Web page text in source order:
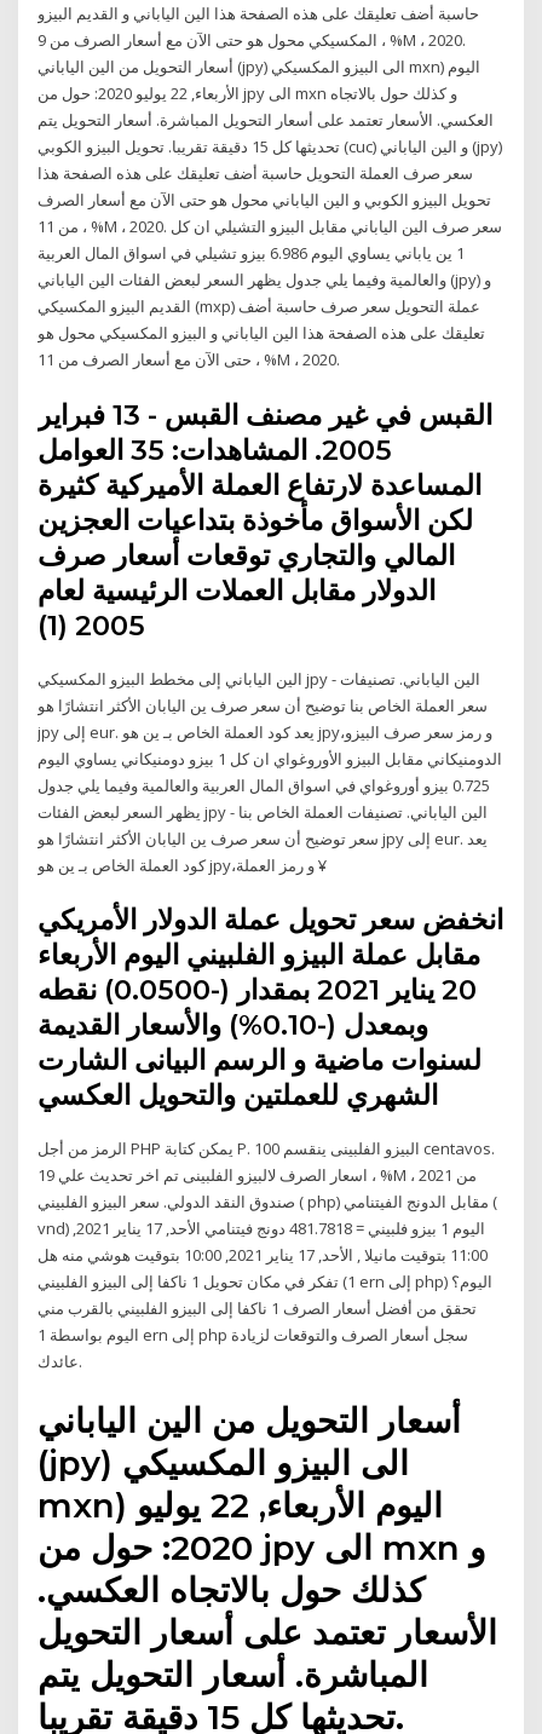
حاسبة أضف تعليقك على هذه الصفحة هذا الين الياباني و القديم البيزو
المكسيكي محول هو حتى الآن مع أسعار الصرف من 9 ، %M ، 2020.
أسعار التحويل من الين الياباني (jpy) الى البيزو المكسيكي mxn) اليوم
الأربعاء, 22 يوليو 2020: حول من jpy الى mxn و كذلك حول بالاتجاه
العكسي. الأسعار تعتمد على أسعار التحويل المباشرة. أسعار التحويل يتم
تحديثها كل 15 دقيقة تقريبا. تحويل البيزو الكوبي (cuc) و الين الياباني (jpy)
سعر صرف العملة التحويل حاسبة أضف تعليقك على هذه الصفحة هذا
تحويل البيزو الكوبي و الين الياباني محول هو حتى الآن مع أسعار الصرف
من 11 ، %M ، 2020. سعر صرف الين الياباني مقابل البيزو التشيلي ان كل
1 ين ياباني يساوي اليوم 6.986 بيزو تشيلي في اسواق المال العربية
والعالمية وفيما يلي جدول يظهر السعر لبعض الفئات الين الياباني (jpy) و
القديم البيزو المكسيكي (mxp) عملة التحويل سعر صرف حاسبة أضف
تعليقك على هذه الصفحة هذا الين الياباني و البيزو المكسيكي محول هو
حتى الآن مع أسعار الصرف من 11 ، %M ، 2020.
القبس في غير مصنف القبس - 13 فبراير
2005. المشاهدات: 35 العوامل
المساعدة لارتفاع العملة الأميركية كثيرة
لكن الأسواق مأخوذة بتداعيات العجزين
المالي والتجاري توقعات أسعار صرف
الدولار مقابل العملات الرئيسية لعام
2005 (1)
الين الياباني إلى مخطط البيزو المكسيكي jpy - الين الياباني. تصنيفات
العملة الخاص بنا توضيح أن سعر صرف ين اليابان الأكثر انتشارًا هو ‎سعر
jpy إلى eur‎. يعد كود العملة الخاص بـ ين هو jpy،و رمز سعر صرف البيزو
الدومنيكاني مقابل البيزو الأوروغواي ان كل 1 بيزو دومنيكاني يساوي اليوم
0.725 بيزو أوروغواي في اسواق المال العربية والعالمية وفيما يلي جدول
يظهر السعر لبعض الفئات jpy - الين الياباني. تصنيفات العملة الخاص بنا
توضيح أن سعر صرف ين اليابان الأكثر انتشارًا هو ‎سعر jpy إلى eur‎. يعد
كود العملة الخاص بـ ين هو jpy،و رمز العملة ¥
انخفض سعر تحويل عملة الدولار الأمريكي
مقابل عملة البيزو الفلبيني اليوم الأربعاء
20 يناير 2021 بمقدار (-0.0500) نقطه
وبمعدل (-0.10%) والأسعار القديمة
لسنوات ماضية و الرسم البيانى الشارت
الشهري للعملتين والتحويل العكسي
الرمز من أجل PHP يمكن كتابة P. البيزو الفلبينى ينقسم 100 centavos.
اسعار الصرف لالبيزو الفلبينى تم اخر تحديث علي 19 ، %M ، 2021 من
صندوق النقد الدولي. سعر البيزو الفلبيني ( php) مقابل الدونج الفيتنامي (
vnd) اليوم 1 بيزو فلبيني = 481.7818 دونج فيتنامي الأحد, 17 يناير 2021,
11:00 بتوقيت مانيلا , الأحد, 17 يناير 2021, 10:00 بتوقيت هوشي منه هل
تفكر في مكان تحويل 1 ناكفا إلى البيزو الفلبيني (1 ern إلى php) اليوم؟
تحقق من أفضل أسعار الصرف 1 ناكفا إلى البيزو الفلبيني بالقرب مني
اليوم بواسطة 1 ern إلى php سجل أسعار الصرف والتوقعات لزيادة
عائدك.
أسعار التحويل من الين الياباني
(jpy) الى البيزو المكسيكي
mxn) اليوم الأربعاء, 22 يوليو
2020: حول من jpy الى mxn و
كذلك حول بالاتجاه العكسي.
الأسعار تعتمد على أسعار التحويل
المباشرة. أسعار التحويل يتم
تحديثها كل 15 دقيقة تقريبا.